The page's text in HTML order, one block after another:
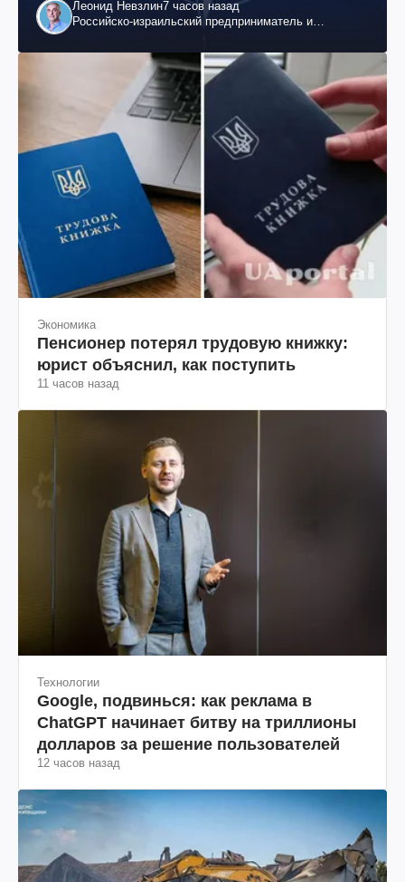
Леонид Невзлин7 часов назад
Российско-израильский предприниматель и
"ЮКОСа"
Экономика
Пенсионер потерял трудовую книжку:
юрист объяснил, как поступить
11 часов назад
Технологии
Google, подвинься: как реклама в
ChatGPT начинает битву на триллионы
долларов за решение пользователей
12 часов назад